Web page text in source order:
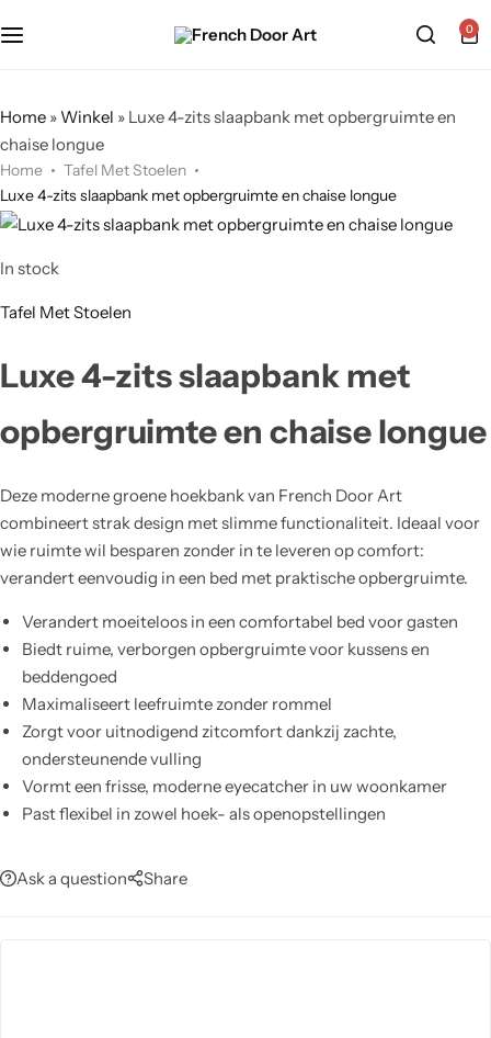
0
Home »Winkel » Luxe 4-zits slaapbank met opbergruimte en
chaise longue
Home
Tafel Met Stoelen
Luxe 4-zits slaapbank met opbergruimte en chaise longue
In stock
Tafel Met Stoelen
Luxe 4-zits slaapbank met
opbergruimte en chaise longue
Deze moderne groene hoekbank van French Door Art
combineert strak design met slimme functionaliteit. Ideaal voor
wie ruimte wil besparen zonder in te leveren op comfort:
verandert eenvoudig in een bed met praktische opbergruimte.
Verandert moeiteloos in een comfortabel bed voor gasten
Biedt ruime, verborgen opbergruimte voor kussens en
beddengoed
Maximaliseert leefruimte zonder rommel
Zorgt voor uitnodigend zitcomfort dankzij zachte,
ondersteunende vulling
Vormt een frisse, moderne eyecatcher in uw woonkamer
Past flexibel in zowel hoek- als openopstellingen
Ask a question Share